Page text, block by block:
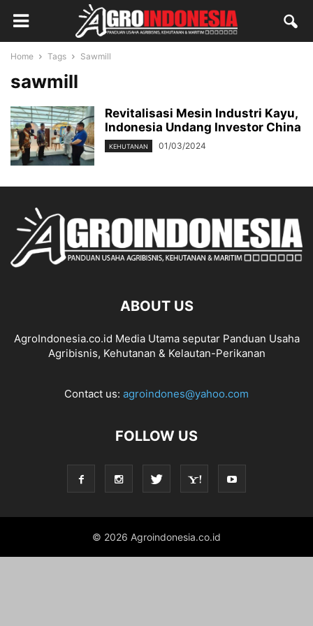
Home Tags Sawmill
sawmill
Revitalisasi Mesin Industri Kayu,
Indonesia Undang Investor China
KEHUTANAN 01/03/2024
ABOUT US
AgroIndonesia.co.id Media Utama seputar Panduan Usaha
Agribisnis, Kehutanan & Kelautan-Perikanan
Contact us: agroindones@yahoo.com
FOLLOW US
© 2026 Agroindonesia.co.id